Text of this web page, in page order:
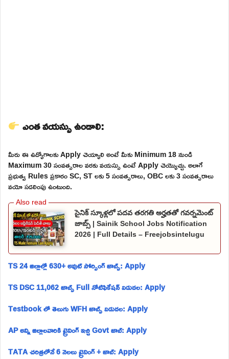
ఎంత వయస్సు ఉండాలి:
మీరు ఈ ఉద్యోగాలకు Apply చెయ్యాలి అంటే మీకు Minimum 18 నుండి
Maximum 30 సంవత్సరాల వరకు వయస్సు ఉంటే Apply చెయ్యొచ్చు. అలాగే
ప్రభుత్వ Rules ప్రకారం SC, ST లకు 5 సంవత్సరాలు, OBC లకు 3 సంవత్సరాలు
వయో సడలింపు ఉంటుంది.
సైనిక్ స్కూళ్లలో పదవ తరగతి అర్హతతో గవర్నమెంట్
జాబ్స్ | Sainik School Jobs Notification
2026 | Full Details – Freejobsintelugu
TS 24 జిల్లాల్లో 630+ అవుట్ సోర్సింగ్ జాబ్స్: Apply
TS DSC 11,062 జాబ్స్ Full నోటిఫికేషన్ విడుదల: Apply
Testbook లో తెలుగు WFH జాబ్స్ విడుదల: Apply
AP అన్ని జిల్లాలవారికి ట్రైనింగ్ ఇచ్చి Govt జాబ్: Apply
TATA చరిత్రలోనే 6 నెలలు ట్రైనింగ్ + జాబ్: Apply